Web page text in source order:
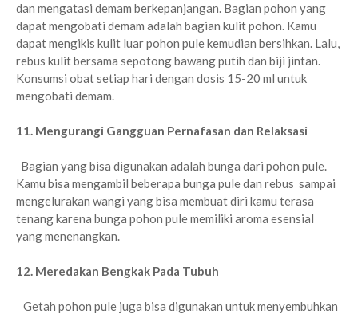
dan mengatasi demam berkepanjangan. Bagian pohon yang
dapat mengobati demam adalah bagian kulit pohon. Kamu
dapat mengikis kulit luar pohon pule kemudian bersihkan. Lalu,
rebus kulit bersama sepotong bawang putih dan biji jintan.
Konsumsi obat setiap hari dengan dosis 15-20 ml untuk
mengobati demam.
11. Mengurangi Gangguan Pernafasan dan Relaksasi
Bagian yang bisa digunakan adalah bunga dari pohon pule.
Kamu bisa mengambil beberapa bunga pule dan rebus sampai
mengelurakan wangi yang bisa membuat diri kamu terasa
tenang karena bunga pohon pule memiliki aroma esensial
yang menenangkan.
12. Meredakan Bengkak Pada Tubuh
Getah pohon pule juga bisa digunakan untuk menyembuhkan